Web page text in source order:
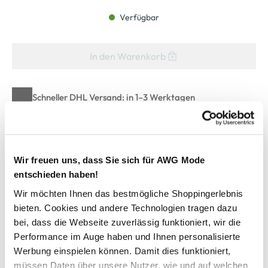
Wir freuen uns, dass Sie sich für AWG Mode
entschieden haben!
Wir möchten Ihnen das bestmögliche Shoppingerlebnis
bieten. Cookies und andere Technologien tragen dazu
bei, dass die Webseite zuverlässig funktioniert, wir die
Performance im Auge haben und Ihnen personalisierte
Werbung einspielen können. Damit dies funktioniert,
müssen Daten über unsere Nutzer, wie und auf welchen
Verfügbar
In den Warenkorb
Schneller DHL Versand: in 1–3 Werktagen
Kostenfreie Rücksendung innerhalb 14 Tage
Herren Freizeithose mit Dehnbund